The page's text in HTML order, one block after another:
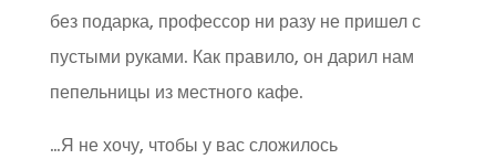
без подарка, профессор ни разу не пришел с
пустыми руками. Как правило, он дарил нам
пепельницы из местного кафе.
…Я не хочу, чтобы у вас сложилось